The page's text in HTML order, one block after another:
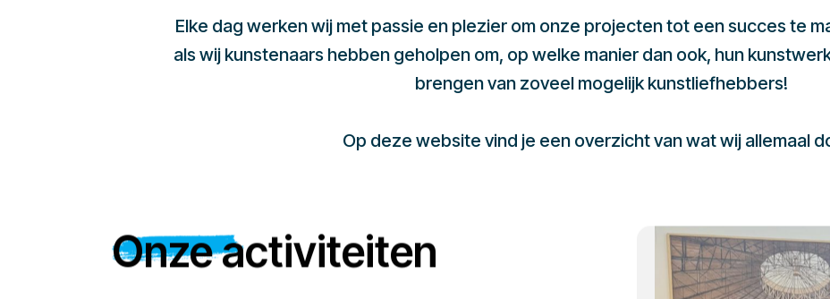
Elke dag werken wij met passie en plezier om onze projecten tot een succes te
als wij kunstenaars hebben geholpen om, op welke manier dan ook, hun
brengen van zoveel mogelijk kunstliefhebbers!
Op deze website vind je een overzicht van wat wij allemaal
Onze activiteiten